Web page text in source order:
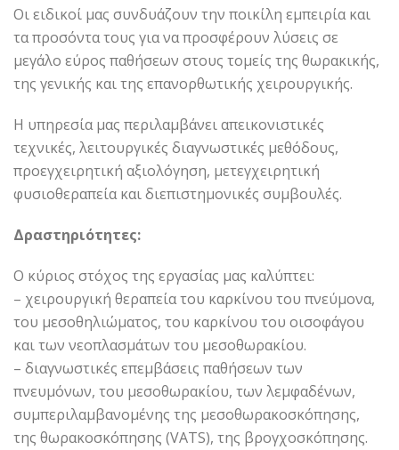
Οι ειδικοί μας συνδυάζουν την ποικίλη εμπειρία και
τα προσόντα τους για να προσφέρουν λύσεις σε
μεγάλο εύρος παθήσεων στους τομείς της θωρακικής,
της γενικής και της επανορθωτικής χειρουργικής.
Η υπηρεσία μας περιλαμβάνει απεικονιστικές
τεχνικές, λειτουργικές διαγνωστικές μεθόδους,
προεγχειρητική αξιολόγηση, μετεγχειρητική
φυσιοθεραπεία και διεπιστημονικές συμβουλές.
Δραστηριότητες:
Ο κύριος στόχος της εργασίας μας καλύπτει:
– χειρουργική θεραπεία του καρκίνου του πνεύμονα,
του μεσοθηλιώματος, του καρκίνου του οισοφάγου
και των νεοπλασμάτων του μεσοθωρακίου.
– διαγνωστικές επεμβάσεις παθήσεων των
πνευμόνων, του μεσοθωρακίου, των λεμφαδένων,
συμπεριλαμβανομένης της μεσοθωρακοσκόπησης,
της θωρακοσκόπησης (VATS), της βρογχοσκόπησης.